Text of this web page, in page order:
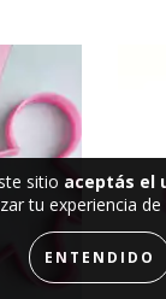
sitio aceptás el
tu experiencia
ENTENDIDO